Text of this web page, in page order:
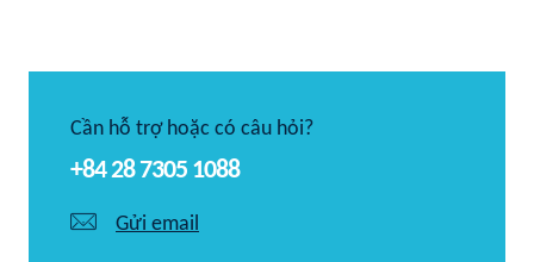
Cần hỗ trợ hoặc có câu hỏi?
+84 28 7305 1088
Gửi email